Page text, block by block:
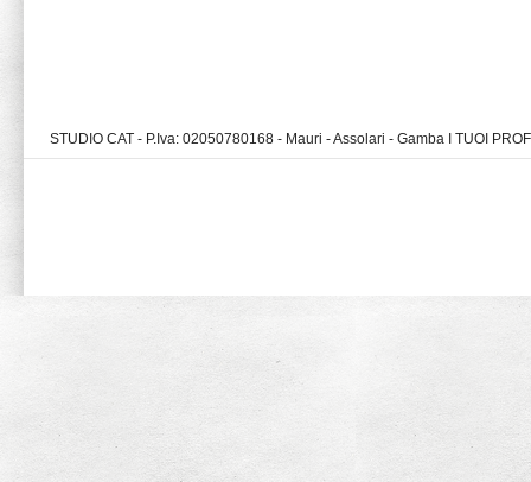
STUDIO CAT - P.Iva: 02050780168 - Mauri - Assolari - Gamba I TUOI